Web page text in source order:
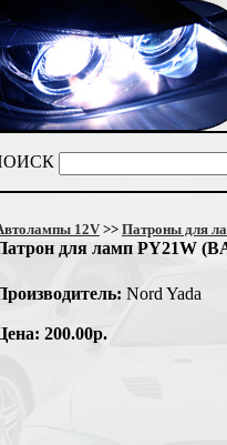
12V>> Патроны для
для ламп PY21W
Nord Yada
200.00р.